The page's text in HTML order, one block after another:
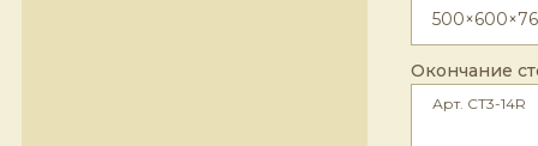
Окончание
Арт. CT3-14R